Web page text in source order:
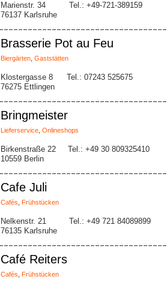
Marienstr. 34
76137 Karlsruhe
Tel.: +49-721-389159
Brasserie Pot au Feu
Biergärten Gaststätten
Klostergasse 8
76275 Ettlingen
Tel.: 07243 525675
Bringmeister
Lieferservice Onlineshops
Birkenstraße 22
10559 Berlin
Tel.: +49 30 809325410
Cafe Juli
Cafés Frühstücken
Nelkenstr. 21
76135 Karlsruhe
Tel.: +49 721 84089899
Café Reiters
Cafés Frühstücken